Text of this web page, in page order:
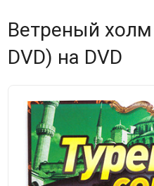
Ветреный
DVD) на DVD